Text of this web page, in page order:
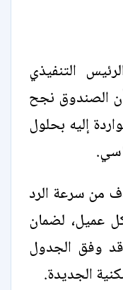
التنفيذي
الصندوق نجح
إليه بحلول
من سرعة الرد
عميل، لضمان
وفق الجدول
الجديدة.